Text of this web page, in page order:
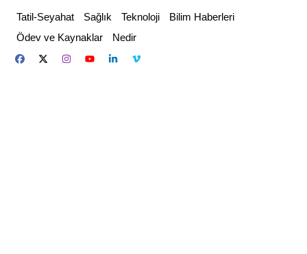
content
Tatil-Seyahat Sağlık Teknoloji
Bilim Haberleri
Ödev ve Kaynaklar
Nedir